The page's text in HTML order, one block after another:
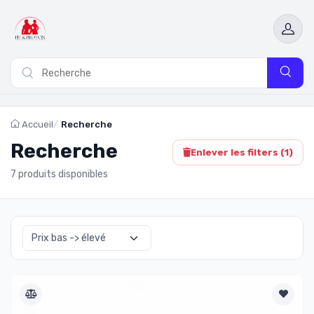
Accueil Recherche
Recherche
7 produits disponibles
Enlever les filters (1)